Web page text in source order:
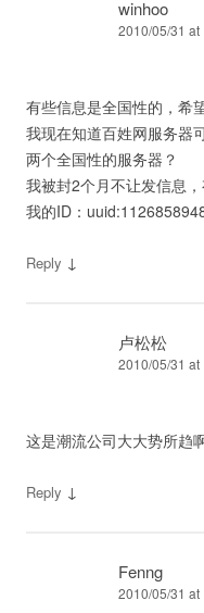
winhoo
2010/05/31 at
有些信息是全国性的，希
我现在知道百姓网服务器
两个全国性的服务器？
我被封2个月不让发信息
我的ID：
Reply ↓
卢松松
2010/05/31 at
这是潮流公司大大势所趋
Reply ↓
Fenng
2010/05/31 at